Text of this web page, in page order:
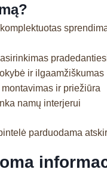
ir ilgaamžiškumas
montavimas ir priežiūra
namų interjerui
parduodama